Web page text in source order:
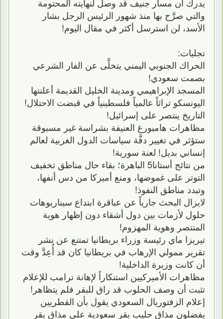
والتي صرَّح بها منذ شهور الرئيس الرجل بشار
الأسد، لن استرسل أكثر في مقال اليوم!
تجليات:
الحراك الجنوبي اليمني يتخلَّى عن الفار الشرعي
بصمت سعودي!
المسجد الإبراهيمي ومدينة الخليل القديمة أعلنتها
اليونسكو تراثاً عالمياً فلسطينياً في قبضت الاحتلال!
التاريخ ينتصر على إسرائيل!
مظاهرات هامبورغ العنيفة بشراسة غير مسبوقة
ستؤثر في تغيير دفَّة سياسات الدول الغربية لعالم
إنساني بديل! لعنة سورية!
من نتائج أستانا5 الباهرة؛ بقاء حال مناطق تخفيف
التوتر على غموضها، ومنع أميركا من دس أنفها،
وتبدد مناطق النفوذ!
لايزال البحث جارياً عن عباقرة ابتداع سيناريوهات
حلول لأزمات بين دول أشقاء دون إظهار هوية
المنتصر وهوية المهزوم!
تيريزا ماي رئيسة وزراء بريطانيا تمتنع عن نشر
تقرير ممولي الإرهاب في بريطانيا كان قد أُعِدَّ وقت
أن كانت وزيرة الداخلية!
مظاهرات الأميركيين استنكاراً لإهانة ترامب للإعلام
تثبت أن وصف الحلوب قد راق للبقر فلم يتظاهر!
إعلام الزفتوريال السعودي يقول بأن القطريين
يفضلون مذاق حليب بقر سعودية على مذاق بقر